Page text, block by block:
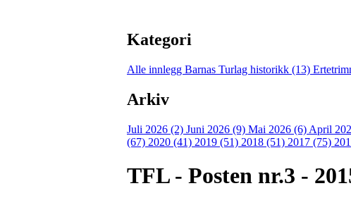
Kategori
Alle innlegg Barnas Turlag historikk (13)
Arkiv
Juli 2026 (2) Juni 2026 (9) Mai 2026 (6) April
(67) 2020 (41) 2019 (51) 2018 (51) 2017 (75)
TFL - Posten nr.3 -